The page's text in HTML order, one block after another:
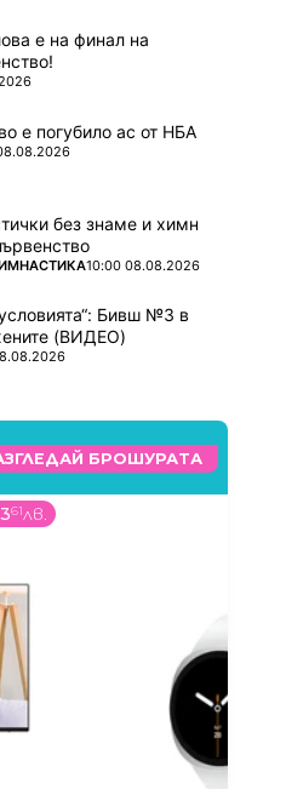
е на финал на
е погубило ас от НБА
без знаме и химн
10:00 08.08.2026
Бивш №3 в
(ВИДЕО)
БРОШУРАТА
61лв.